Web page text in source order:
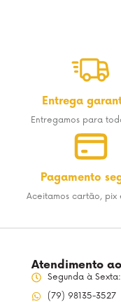
Entrega
Entregamos para
Pagamento
Aceitamos cartão, pix
Atendimento
Segunda à
(79) 98135-3527